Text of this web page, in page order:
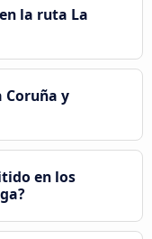
la ruta La
Coruña y
en los